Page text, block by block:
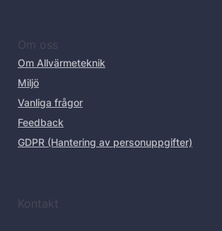
Om oss
Om Allvärmeteknik
Miljö
Vanliga frågor
Feedback
GDPR (Hantering av personuppgifter)
Kontakt